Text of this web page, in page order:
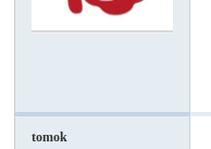
tomok